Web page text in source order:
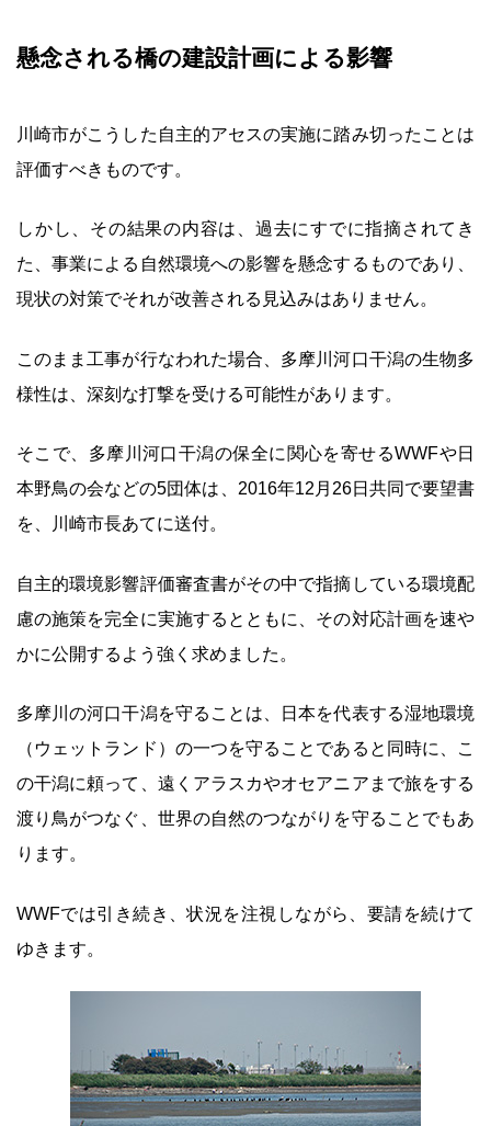
懸念される橋の建設計画による影響
川崎市がこうした自主的アセスの実施に踏み切ったことは
評価すべきものです。
しかし、その結果の内容は、過去にすでに指摘されてき
た、事業による自然環境への影響を懸念するものであり、
現状の対策でそれが改善される見込みはありません。
このまま工事が行なわれた場合、多摩川河口干潟の生物多
様性は、深刻な打撃を受ける可能性があります。
そこで、多摩川河口干潟の保全に関心を寄せるWWFや日
本野鳥の会などの5団体は、2016年12月26日共同で要望書
を、川崎市長あてに送付。
自主的環境影響評価審査書がその中で指摘している環境配
慮の施策を完全に実施するとともに、その対応計画を速や
かに公開するよう強く求めました。
多摩川の河口干潟を守ることは、日本を代表する湿地環境
（ウェットランド）の一つを守ることであると同時に、こ
の干潟に頼って、遠くアラスカやオセアニアまで旅をする
渡り鳥がつなぐ、世界の自然のつながりを守ることでもあ
ります。
WWFでは引き続き、状況を注視しながら、要請を続けて
ゆきます。